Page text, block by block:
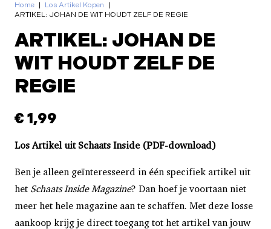
Home | Los Artikel Kopen
|
ARTIKEL: JOHAN DE WIT HOUDT ZELF DE REGIE
ARTIKEL: JOHAN DE
WIT HOUDT ZELF DE
REGIE
€ 1,99
Los Artikel uit Schaats Inside (PDF-download)
Ben je alleen geïnteresseerd in één specifiek artikel uit
het Schaats Inside Magazine? Dan hoef je voortaan niet
meer het hele magazine aan te schaffen. Met deze losse
aankoop krijg je direct toegang tot het artikel van jouw